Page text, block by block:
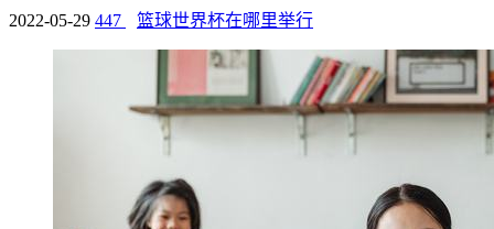
2022-05-29 447 篮球世界杯在哪里举行